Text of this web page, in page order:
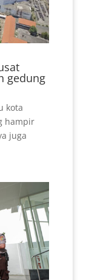
gedung
kota
hampir
juga